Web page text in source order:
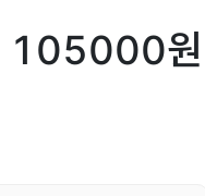
105000원